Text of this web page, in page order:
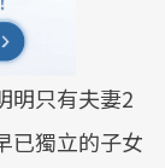
明只有夫妻2
已獨立的子女